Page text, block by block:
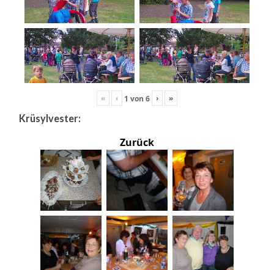
« ‹ 1 von 6 › »
Krüsylvester:
Zurück